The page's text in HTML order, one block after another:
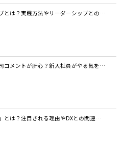
とは？実践方法やリーダーシップとの…
コメントが肝心？新入社員がやる気を…
とは？注目される理由やDXとの関連…